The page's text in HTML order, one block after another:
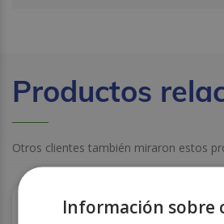
Productos
Otros clientes también miraron estos
Información sobre